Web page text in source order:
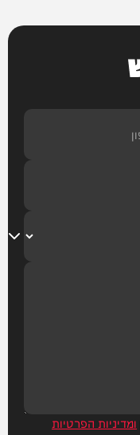
ומדיניות הפרטיות